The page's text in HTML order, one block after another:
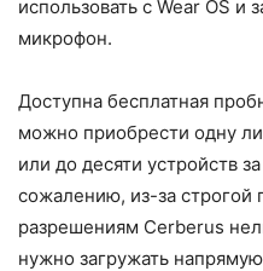
использовать с Wear OS и
микрофон.
Доступна бесплатная
можно приобрести одну
или до десяти устройств
сожалению, из-за строгой
разрешениям Cerberus
нужно загружать